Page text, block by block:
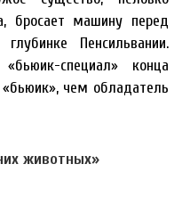
бросает машину перед
Пенсильвании.
специал» конца
чем обладатель
животных»